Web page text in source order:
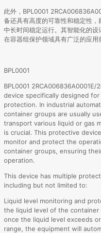
此外，BPL0001
备还具有高度的可靠性和稳定性，
中长时间稳定运行。其智能化的设
在容器组保护领域具有广泛的应用
BPL0001
BPL0001 2RCA006836A0001E/
device specifically designed
protection. In industrial
container groups are usually
transport various liquid or gas
is crucial. This protective
monitor and protect the
container groups, ensuring
operation.
This device has multiple
including but not limited to:
Liquid level monitoring and
the liquid level of the container
once the liquid level exceeds
range, the equipment will